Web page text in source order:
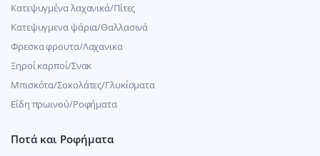
Kατεψυγμένα λαχανικά/Πίτες
Κατεψυγμενα ψάρια/Θαλλασινά
Φρεσκα φρουτα/Λαχανικα
Ξηροί καρποί/Σνακ
Μπισκότα/Σοκολάτες/Γλυκίσματα
Είδη πρωινού/Ροφήματα
Ποτά και Ροφήματα